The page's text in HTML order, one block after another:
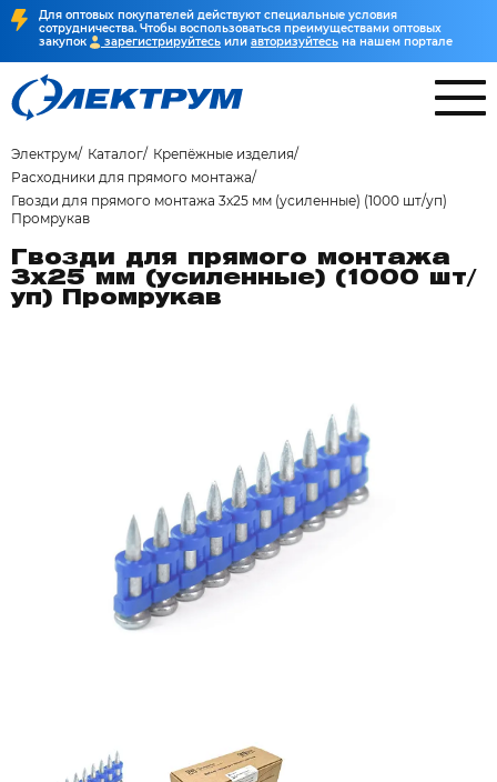
Для оптовых покупателей действуют специальные условия
сотрудничества. Чтобы воспользоваться преимуществами оптовых
закупок
зарегистрируйтесь или авторизуйтесь на нашем портале
Электрум Каталог
Крепёжные изделия
Расходники для прямого монтажа
Гвозди для прямого монтажа 3х25 мм (усиленные) (1000 шт/уп)
Промрукав
Гвозди для прямого монтажа
3х25 мм (усиленные) (1000 шт/
уп) Промрукав